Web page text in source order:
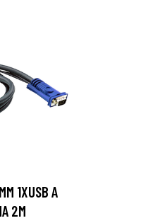
1XUSB A
2M